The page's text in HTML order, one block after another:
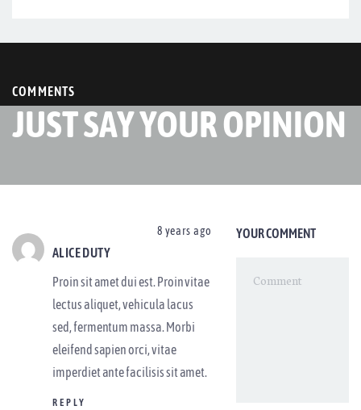
COMMENTS
JUST SAY YOUR OPINION
ALICE DUTY
8 years ago
Proin sit amet dui est. Proin vitae
lectus aliquet, vehicula lacus
sed, fermentum massa. Morbi
eleifend sapien orci, vitae
imperdiet ante facilisis sit amet.
REPLY
YOUR COMMENT